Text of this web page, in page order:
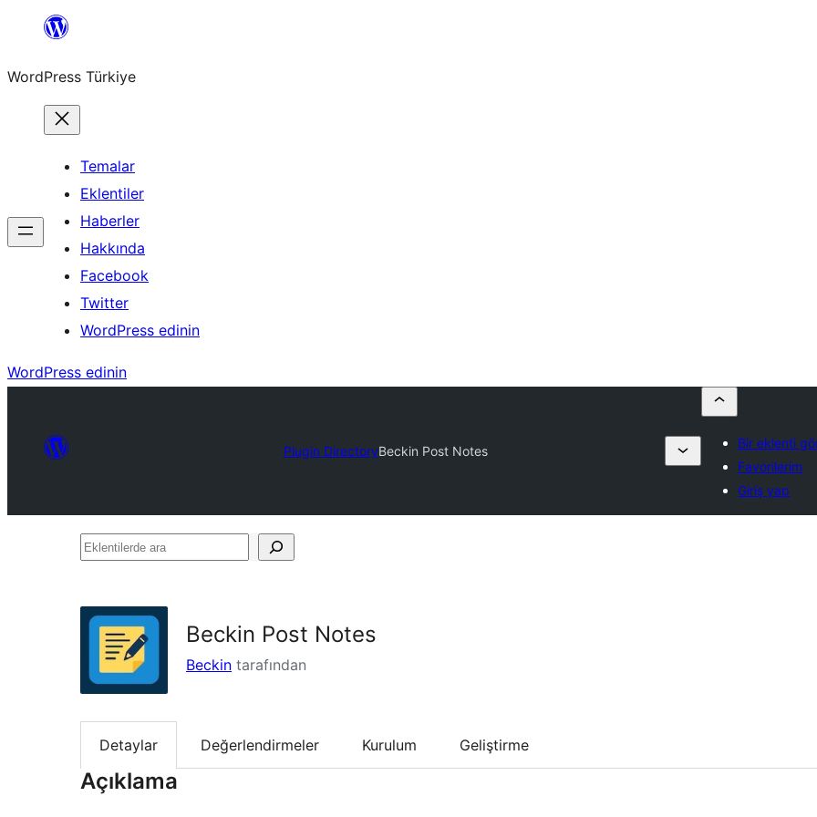
İçeriğe
WordPress Türkiye
Temalar
Eklentiler
Haberler
Hakkında
Facebook
Twitter
WordPress edinin
WordPress edinin
Plugin DirectoryBeckin Post Notes
Bir eklenti
Favorilerim
Giriş yap
Eklentilerde
Beckin Post Notes
Beckin tarafından
Detaylar Değerlendirmeler Kurulum Geliştirme
Açıklama